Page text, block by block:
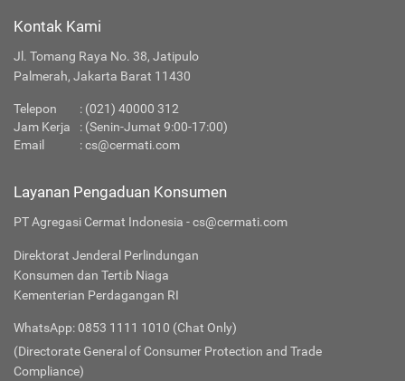
Kontak Kami
Jl. Tomang Raya No. 38, Jatipulo
Palmerah, Jakarta Barat 11430
Telepon : (021) 40000 312
Jam Kerja
: (Senin-Jumat 9:00-17:00)
Email
:cs@cermati.com
Layanan Pengaduan Konsumen
PT Agregasi Cermat Indonesia - cs@cermati.com
Direktorat Jenderal Perlindungan
Konsumen dan Tertib Niaga
Kementerian Perdagangan RI
WhatsApp: 0853 1111 1010 (Chat Only)
(Directorate General of Consumer Protection and Trade
Compliance)